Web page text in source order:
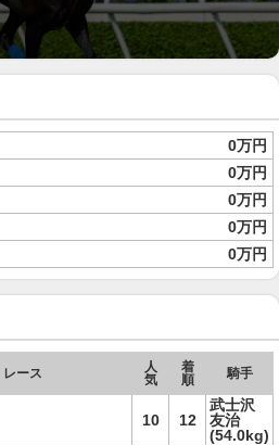
0万円
0万円
0万円
0万円
0万円
レース
人
気
着
順
騎手
10 12
武士沢
友治
(54.0kg)